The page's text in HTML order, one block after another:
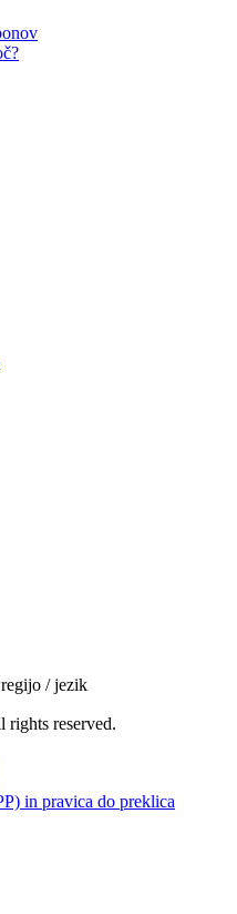
/ jezik
rights reserved.
in pravica do preklica